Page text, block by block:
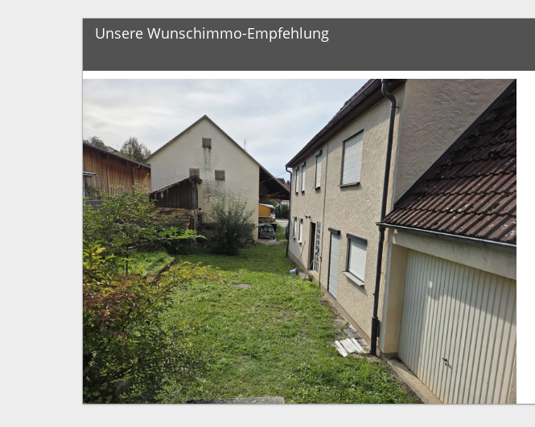
Unsere Wunschimmo-Empfehlung